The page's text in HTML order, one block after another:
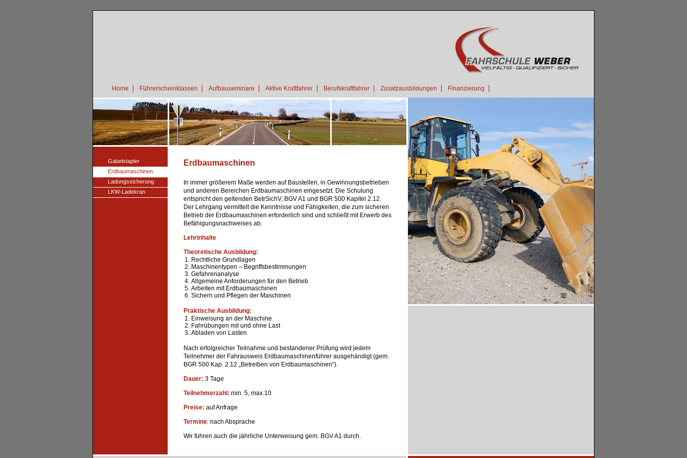
Home Führerscheinklassen Aufbauseminare Aktive Kraftfahrer Berufskraftfahrer Zusatzausbildungen Finanzierung
Gabelstapler
Erdbaumaschinen
Ladungssicherung
LKW-Ladekran
Erdbaumaschinen
In immer größerem Maße werden auf Baustellen, in Gewinnungsbetrieben
und anderen Bereichen Erdbaumaschinen eingesetzt. Die Schulung
entspricht den geltenden BetrSichV, BGV A1 und BGR 500 Kapitel 2.12.
Der Lehrgang vermittelt die Kenntnisse und Fähigkeiten, die zum sicheren
Betrieb der Erdbaumaschinen erforderlich sind und schließt mit Erwerb des
Befähigungsnachweises ab.
Lehrinhalte
Theoretische Ausbildung:
Rechtliche Grundlagen
Maschinentypen – Begriffsbestimmungen
Gefahrenanalyse
Allgemeine Anforderungen für den Betrieb
Arbeiten mit Erdbaumaschinen
Sichern und Pflegen der Maschinen
Praktische Ausbildung:
Einweisung an der Maschine
Fahrübungen mit und ohne Last
Abladen von Lasten
Nach erfolgreicher Teilnahme und bestandener Prüfung wird jedem
Teilnehmer der Fahrausweis Erdbaumaschinenführer ausgehändigt (gem.
BGR 500 Kap. 2.12 „Betreiben von Erdbaumaschinen“).
Dauer: 3 Tage
Teilnehmerzahl: min. 5, max.10
Preise: auf Anfrage
Termine: nach Absprache
Wir führen auch die jährliche Unterweisung gem. BGV A1 durch.